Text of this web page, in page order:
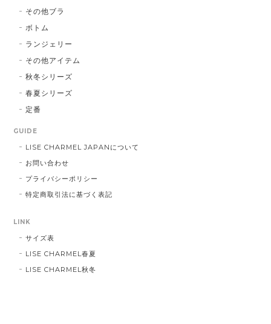
その他ブラ
ボトム
ランジェリー
その他アイテム
秋冬シリーズ
春夏シリーズ
定番
GUIDE
LISE CHARMEL JAPANについて
お問い合わせ
プライバシーポリシー
特定商取引法に基づく表記
LINK
サイズ表
LISE CHARMEL春夏
LISE CHARMEL秋冬